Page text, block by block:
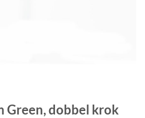
Green, dobbel krok